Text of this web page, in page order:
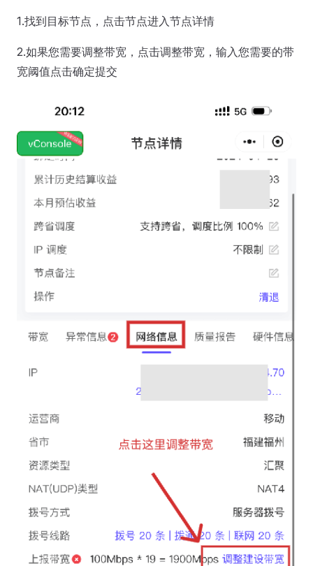
1.找到目标节点，点击节点进入节点详情
2.如果您需要调整带宽，点击调整带宽，输入您需要的带
宽阈值点击确定提交